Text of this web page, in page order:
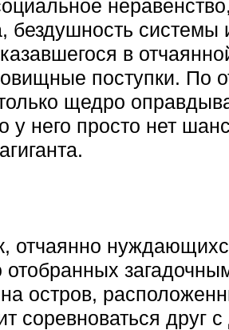
бездушность системы
в
поступки. По
щедро
у него просто нет
отчаянно
отобранных
остров,
соревноваться друг